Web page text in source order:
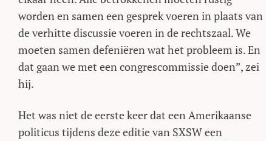
worden en samen een gesprek voeren in plaats van
de verhitte discussie voeren in de rechtszaal. We
moeten samen defeniëren wat het probleem is. En
dat gaan we met een congrescommissie doen”, zei
hij.
Het was niet de eerste keer dat een Amerikaanse
politicus tijdens deze editie van SXSW een